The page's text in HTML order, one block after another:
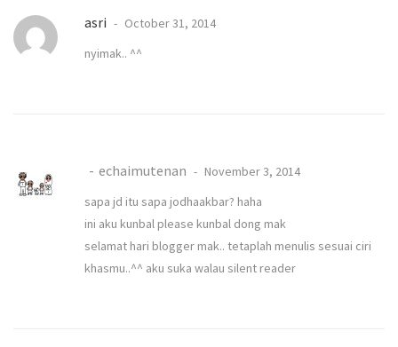
asri
October 31, 2014
nyimak.. ^^
echaimutenan
November 3, 2014
sapa jd itu sapa jodhaakbar? haha
ini aku kunbal please kunbal dong mak
selamat hari blogger mak.. tetaplah menulis sesuai ciri
khasmu..^^ aku suka walau silent reader